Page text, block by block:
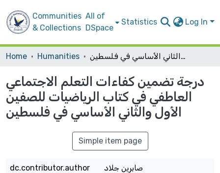
Communities
& Collections
All of
DSpace
Statistics Log In
Home Humanities درجة تضمين كفاءات التعلم الاجتماعي العاطفي في كتاب الرياضيات للصفين الأول والثاني الأساسي في فلسطين
درجة تضمين كفاءات التعلم الاجتماعي
العاطفي في كتاب الرياضيات للصفين
الأول والثاني الأساسي في فلسطين
Simple item page
dc.contributor.author صابرين جلاد